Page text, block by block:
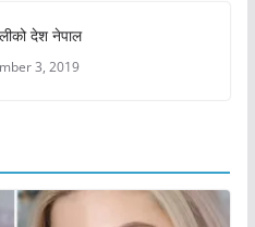
देश नेपाल
3, 2019